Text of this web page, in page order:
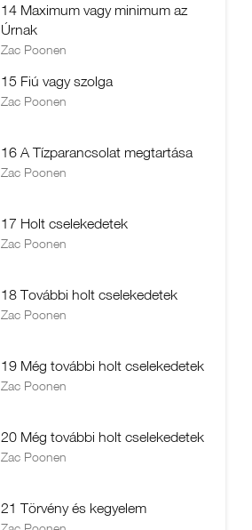
14 Maximum vagy minimum az
Úrnak
Zac Poonen
15 Fiú vagy szolga
Zac Poonen
16 A Tízparancsolat megtartása
Zac Poonen
17 Holt cselekedetek
Zac Poonen
18 További holt cselekedetek
Zac Poonen
19 Még további holt cselekedetek
Zac Poonen
20 Még további holt cselekedetek
Zac Poonen
21 Törvény és kegyelem